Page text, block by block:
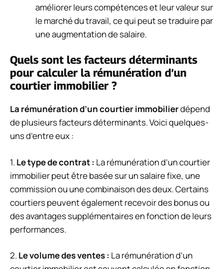
améliorer leurs compétences et leur valeur sur
le marché du travail, ce qui peut se traduire par
une augmentation de salaire.
Quels sont les facteurs déterminants
pour calculer la rémunération d’un
courtier immobilier ?
La rémunération d’un courtier immobilierdépend
de plusieurs facteurs déterminants. Voici quelques-
uns d’entre eux :
1. Le type de contrat : La rémunération d’un courtier
immobilier peut être basée sur un salaire fixe, une
commission ou une combinaison des deux. Certains
courtiers peuvent également recevoir des bonus ou
des avantages supplémentaires en fonction de leurs
performances.
2. Le volume des ventes : La rémunération d’un